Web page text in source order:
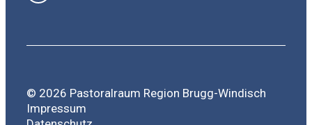
© 2026 Pastoralraum Region Brugg-Windisch
Impressum